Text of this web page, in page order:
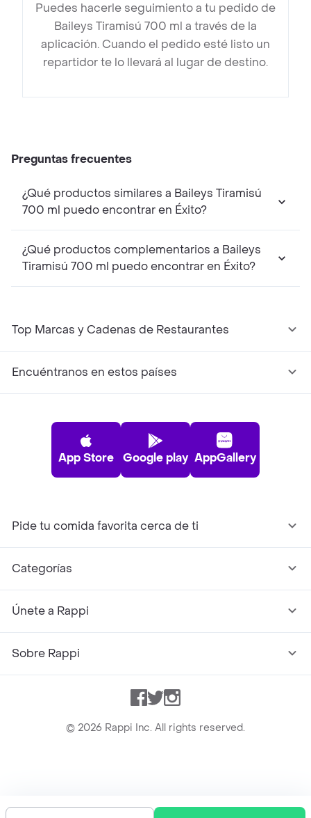
Puedes hacerle seguimiento a tu pedido de
Baileys Tiramisú 700 ml a través de la
aplicación. Cuando el pedido esté listo un
repartidor te lo llevará al lugar de destino.
Preguntas frecuentes
¿Qué productos similares a Baileys Tiramisú
700 ml puedo encontrar en Éxito?
¿Qué productos complementarios a Baileys
Tiramisú 700 ml puedo encontrar en Éxito?
Top Marcas y Cadenas de Restaurantes
Encuéntranos en estos países
App Store Google play AppGallery
Pide tu comida favorita cerca de ti
Categorías
Únete a Rappi
Sobre Rappi
Facebook
TwitterInstagram
© 2026 Rappi Inc. All rights reserved.